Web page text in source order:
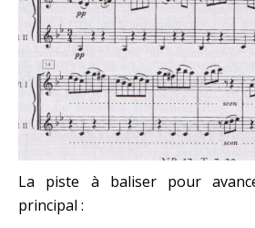
La piste à baliser pour
principal :